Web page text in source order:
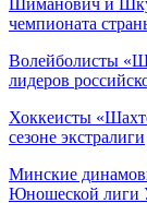
чемпионата
Волейболисты
лидеров
Хоккеисты
сезоне экстралиги
Минские
Юношеской